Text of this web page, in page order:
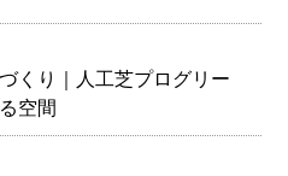
くり｜人工芝プログリー
空間